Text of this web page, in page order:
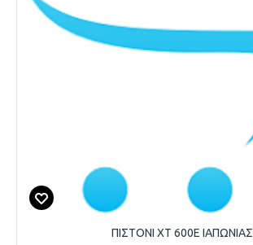
ΠΙΣΤΟΝΙ XT 600E ΙΑΠΩΝΙΑΣ